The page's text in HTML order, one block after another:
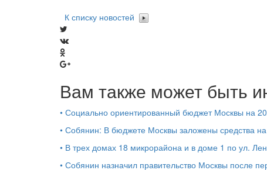
К списку новостей
Вам также может быть
• Социально ориентированный бюджет Москвы на
• Собянин: В бюджете Москвы заложены средства
• В трех домах 18 микрорайона и в доме 1 по ул.
• Собянин назначил правительство Москвы после